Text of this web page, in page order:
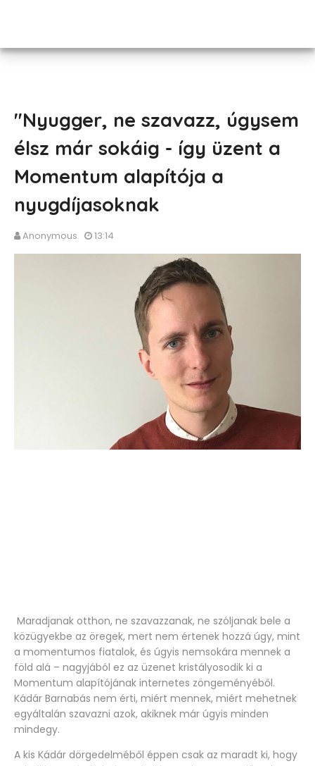
"Nyugger, ne szavazz, úgysem
élsz már sokáig - így üzent a
Momentum alapítója a
nyugdíjasoknak
Anonymous 13:14
Maradjanak otthon, ne szavazzanak, ne szóljanak bele a
közügyekbe az öregek, mert nem értenek hozzá úgy, mint
a momentumos fiatalok, és úgyis nemsokára mennek a
föld alá – nagyjából ez az üzenet kristályosodik ki a
Momentum alapítójának internetes zöngeményéből.
Kádár Barnabás nem érti, miért mennek, miért mehetnek
egyáltalán szavazni azok, akiknek már úgyis minden
mindegy.
A kis Kádár dörgedelméből éppen csak az maradt ki, hogy